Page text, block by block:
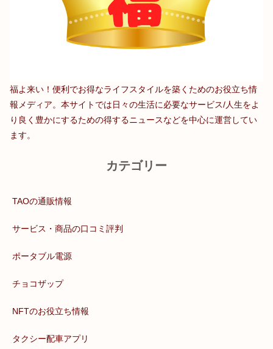
福よ来い！便利でお得なライフスタイルを築くためのお役立ち情
報メディア。本サイトでは日々の生活に必要なサービス/人生をよ
り良く豊かにするための得するニュースなどを中心に運営してい
ます。
カテゴリー
TAOの通販情報
サービス・商品の口コミ評判
ポータブル電源
チョコザップ
NFTのお役立ち情報
タクシー配車アプリ